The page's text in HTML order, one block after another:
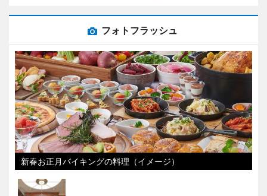
フォトフラッシュ
新春お正月バイキングの料理（イメージ）